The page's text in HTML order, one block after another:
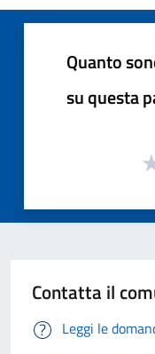
Quanto
su questa
Contatta il
Leggi le